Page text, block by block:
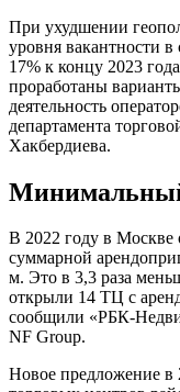
При ухудшении
уровня вакантности
17% к концу 2023
проработаны
деятельность
департамента
Хакбердиева.
Минимальный
В 2022 году в Москве
суммарной
м. Это в 3,3 раза
открыли 14 ТЦ с
сообщили «РБК-
NF Group.
Новое предложение в